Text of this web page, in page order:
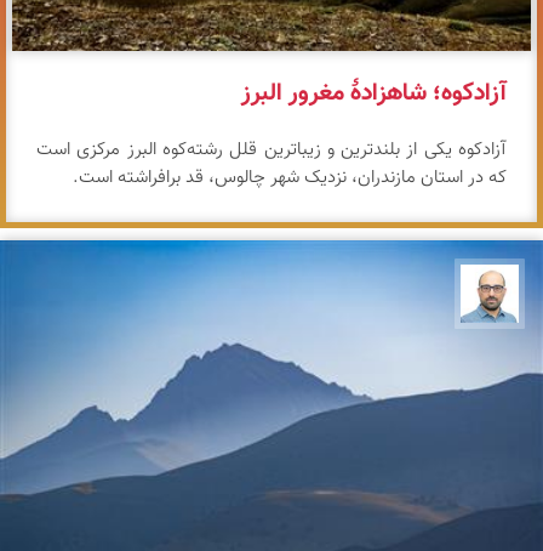
آزادکوه؛ شاهزادهٔ مغرور البرز
آزادکوه یکی از بلندترین و زیباترین قلل رشته‌کوه البرز مرکزی است
که در استان مازندران، نزدیک شهر چالوس، قد برافراشته است.